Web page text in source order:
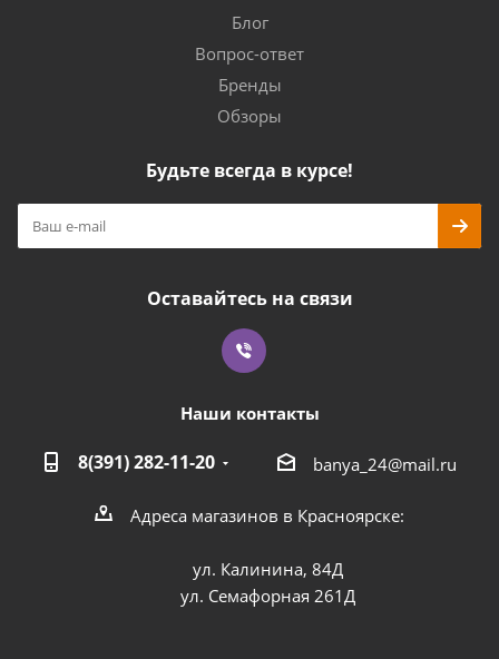
Блог
Вопрос-ответ
Бренды
Обзоры
Будьте всегда в курсе!
Оставайтесь на связи
Наши контакты
8(391) 282-11-20 banya_24@mail.ru
Адреса магазинов в Красноярске:
ул. Калинина, 84Д
ул. Семафорная 261Д